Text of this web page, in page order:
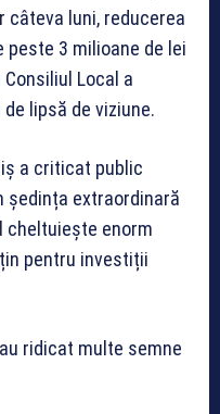
câteva luni, reducerea
peste 3 milioane de lei
Local a
lipsă de viziune.
a criticat public
ședința extraordinară
cheltuiește enorm
pentru investiții
ridicat multe semne